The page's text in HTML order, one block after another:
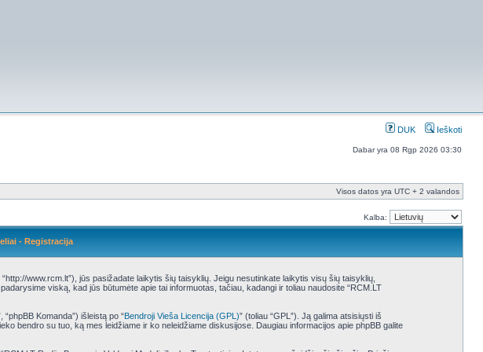
DUK Ieškoti
Dabar yra 08 Rgp 2026 03:30
Visos datos yra UTC + 2 valandos
Kalba:
- Registracija
“http://www.rcm.lt”), jūs pasižadate laikytis šių taisyklių. Jeigu nesutinkate laikytis visų šių taisyklių,
viską, kad jūs būtumėte apie tai informuotas, tačiau, kadangi ir toliau naudosite “RCM.LT
“phpBB Komanda”) išleistą po “Bendroji Vieša Licencija (GPL)” (toliau “GPL”). Ją galima atsisiųsti iš
bendro su tuo, ką mes leidžiame ir ko neleidžiame diskusijose. Daugiau informacijos apie phpBB galite